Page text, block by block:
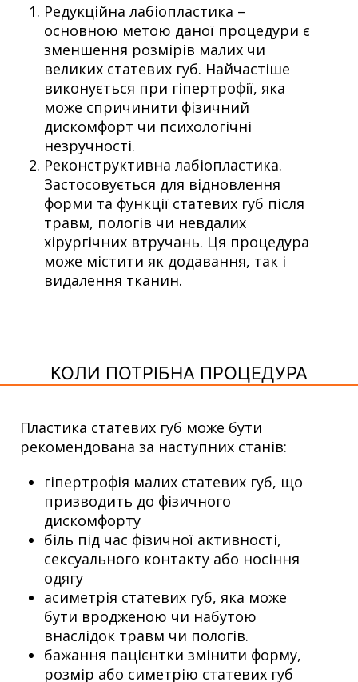
Редукційна лабіопластика –
основною метою даної процедури є
зменшення розмірів малих чи
великих статевих губ. Найчастіше
виконується при гіпертрофії, яка
може спричинити фізичний
дискомфорт чи психологічні
незручності.
Реконструктивна лабіопластика.
Застосовується для відновлення
форми та функції статевих губ після
травм, пологів чи невдалих
хірургічних втручань. Ця процедура
може містити як додавання, так і
видалення тканин.
КОЛИ ПОТРІБНА ПРОЦЕДУРА
Пластика статевих губ може бути
рекомендована за наступних станів:
гіпертрофія малих статевих губ, що
призводить до фізичного
дискомфорту
біль під час фізичної активності,
сексуального контакту або носіння
одягу
асиметрія статевих губ, яка може
бути вродженою чи набутою
внаслідок травм чи пологів.
бажання пацієнтки змінити форму,
розмір або симетрію статевих губ